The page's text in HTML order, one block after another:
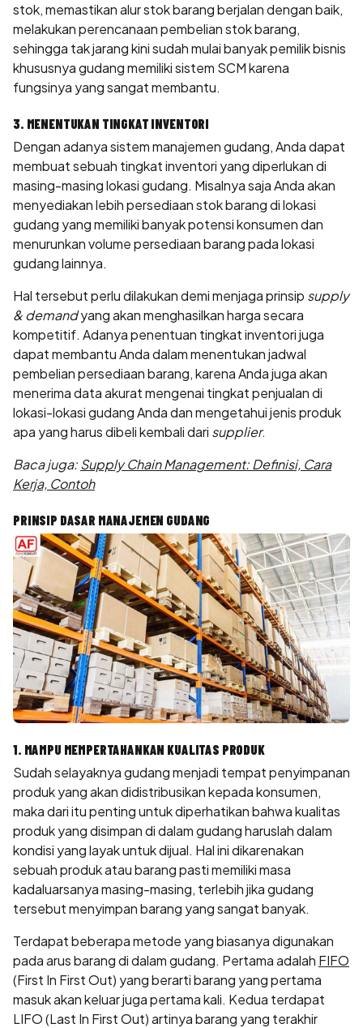
stok, memastikan alur stok barang berjalan dengan baik,
melakukan perencanaan pembelian stok barang,
sehingga tak jarang kini sudah mulai banyak pemilik bisnis
khususnya gudang memiliki sistem SCM karena
fungsinya yang sangat membantu.
3. MENENTUKAN TINGKAT INVENTORI
Dengan adanya sistem manajemen gudang, Anda dapat
membuat sebuah tingkat inventori yang diperlukan di
masing-masing lokasi gudang. Misalnya saja Anda akan
menyediakan lebih persediaan stok barang di lokasi
gudang yang memiliki banyak potensi konsumen dan
menurunkan volume persediaan barang pada lokasi
gudang lainnya.
Hal tersebut perlu dilakukan demi menjaga prinsip supply
& demandyang akan menghasilkan harga secara
kompetitif. Adanya penentuan tingkat inventori juga
dapat membantu Anda dalam menentukan jadwal
pembelian persediaan barang, karena Anda juga akan
menerima data akurat mengenai tingkat penjualan di
lokasi-lokasi gudang Anda dan mengetahui jenis produk
apa yang harus dibeli kembali dari supplier.
Baca juga:Supply Chain Management: Definisi, Cara
Kerja, Contoh
PRINSIP DASAR MANAJEMEN GUDANG
1. MAMPU MEMPERTAHANKAN KUALITAS PRODUK
Sudah selayaknya gudang menjadi tempat penyimpanan
produk yang akan didistribusikan kepada konsumen,
maka dari itu penting untuk diperhatikan bahwa kualitas
produk yang disimpan di dalam gudang haruslah dalam
kondisi yang layak untuk dijual. Hal ini dikarenakan
sebuah produk atau barang pasti memiliki masa
kadaluarsanya masing-masing, terlebih jika gudang
tersebut menyimpan barang yang sangat banyak.
Terdapat beberapa metode yang biasanya digunakan
pada arus barang di dalam gudang. Pertama adalah FIFO
(First In First Out) yang berarti barang yang pertama
masuk akan keluar juga pertama kali. Kedua terdapat
LIFO (Last In First Out) artinya barang yang terakhir